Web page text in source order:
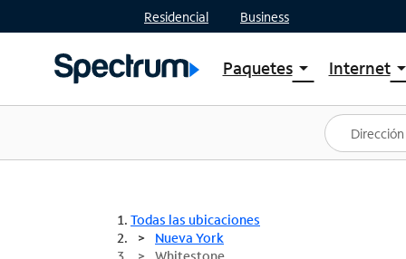
Residencial Business
Paquetesarrow_drop_down
Ver paquetes
Spectrum One
Mejores ofertas
Internetarrow_drop_down
Planes
Todas las ubicaciones
Nueva York